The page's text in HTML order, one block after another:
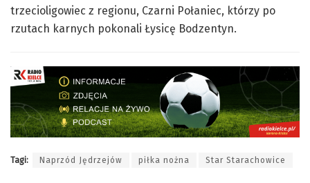
trzecioligowiec z regionu, Czarni Połaniec, którzy po
rzutach karnych pokonali Łysicę Bodzentyn.
Tagi: Naprzód Jędrzejów piłka nożna Star Starachowice